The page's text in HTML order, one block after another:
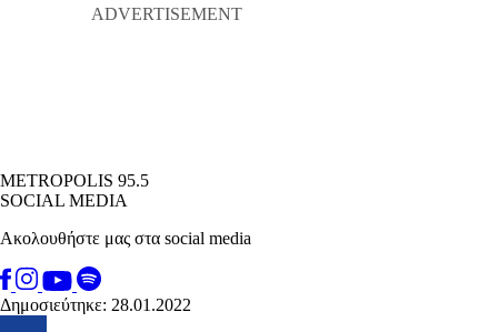
METROPOLIS 95.5
SOCIAL MEDIA
Ακολουθήστε μας στα social media
Δημοσιεύτηκε: 28.01.2022